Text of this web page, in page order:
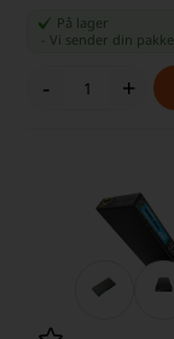
På lager
-Vi sender din pakke
- +